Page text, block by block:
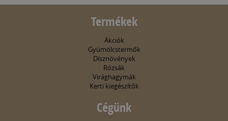
Termékek
Akciók
Gyümölcstermők
Dísznövények
Rózsák
Virághagymák
Kerti kiegészítők
Cégünk